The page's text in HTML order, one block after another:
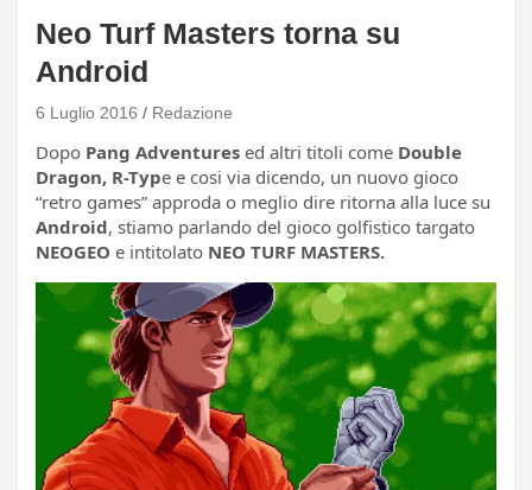
Neo Turf Masters torna su
Android
6 Luglio 2016 Redazione
Dopo Pang Adventures ed altri titoli come Double
Dragon, R-Type e cosi via dicendo, un nuovo gioco
“retro games” approda o meglio dire ritorna alla luce su
Android, stiamo parlando del gioco golfistico targato
NEOGEO e intitolato NEO TURF MASTERS.